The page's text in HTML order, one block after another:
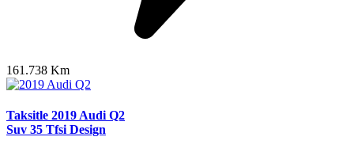
161.738 Km
Taksitle 2019 Audi Q2
Suv 35 Tfsi Design